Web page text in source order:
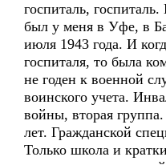
госпиталь,
был у меня в Уфе, в
июля 1943 года. И
госпиталя, то была
не годен к военной
воинского учета.
войны, вторая
лет. Гражданской
Только школа и